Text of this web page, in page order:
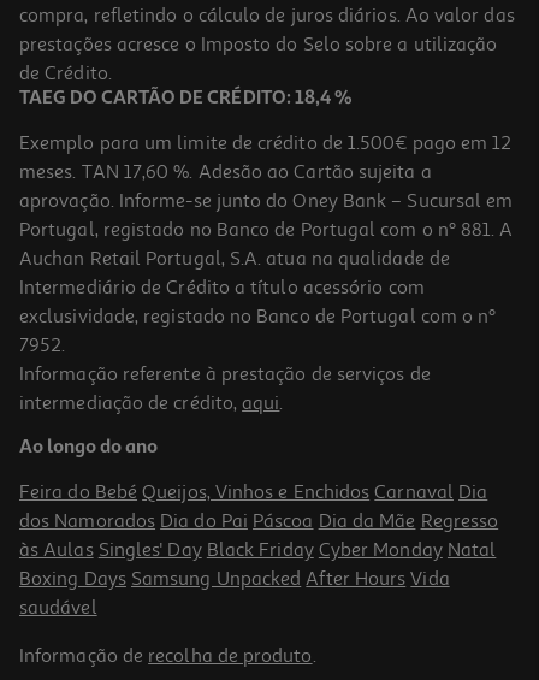
12.28 €/Kg
6,14 €
-28%
Marmelada Prisca Bio 250g
12.64 €/Kg
3,16 €
Promoção
compra, refletindo o cálculo de juros diários. Ao valor das
prestações acresce o Imposto do Selo sobre a utilização
de Crédito.
TAEG DO CARTÃO DE CRÉDITO: 18,4 %
Exemplo para um limite de crédito de 1.500€ pago em 12
meses. TAN 17,60 %. Adesão ao Cartão sujeita a
aprovação. Informe-se junto do Oney Bank – Sucursal em
Portugal, registado no Banco de Portugal com o nº 881. A
Auchan Retail Portugal, S.A. atua na qualidade de
Intermediário de Crédito a título acessório com
exclusividade, registado no Banco de Portugal com o nº
7952.
Informação referente à prestação de serviços de
intermediação de crédito, aqui.
Ao longo do ano
Feira do Bebé Queijos, Vinhos e Enchidos Carnaval Dia
dos Namorados Dia do Pai Páscoa Dia da Mãe Regresso
às Aulas Singles' Day Black Friday Cyber Monday Natal
Boxing Days Samsung Unpacked After Hours Vida
saudável
Informação de recolha de produto.